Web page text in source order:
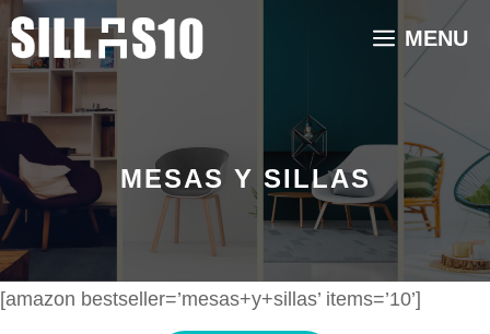
Saltar
al
contenido
MENU
MESAS Y SILLAS
[amazon bestseller=’mesas+y+sillas’ items=’10’]